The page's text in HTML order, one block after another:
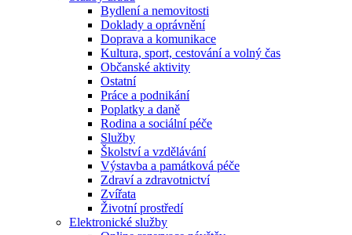
Bydlení a nemovitosti
Doklady a oprávnění
Doprava a komunikace
Kultura, sport, cestování a volný čas
Občanské aktivity
Ostatní
Práce a podnikání
Poplatky a daně
Rodina a sociální péče
Služby
Školství a vzdělávání
Výstavba a památková péče
Zdraví a zdravotnictví
Zvířata
Životní prostředí
Elektronické služby